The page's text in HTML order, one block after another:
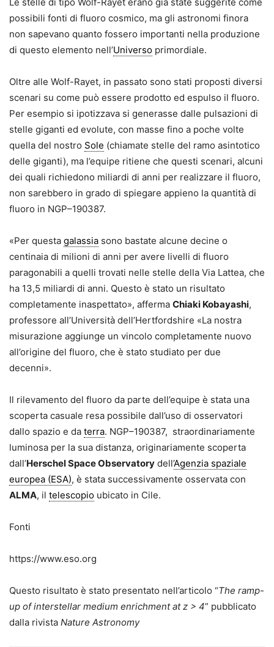
possibili fonti di fluoro cosmico, ma gli astronomi finora
non sapevano quanto fossero importanti nella produzione
di questo elemento nell’Universo primordiale.
Oltre alle Wolf-Rayet, in passato sono stati proposti diversi
scenari su come può essere prodotto ed espulso il fluoro.
Per esempio si ipotizzava si generasse dalle pulsazioni di
stelle giganti ed evolute, con masse fino a poche volte
quella del nostro Sole (chiamate stelle del ramo asintotico
delle giganti), ma l’equipe ritiene che questi scenari, alcuni
dei quali richiedono miliardi di anni per realizzare il fluoro,
non sarebbero in grado di spiegare appieno la quantità di
fluoro in NGP–190387.
«Per questa galassia sono bastate alcune decine o
centinaia di milioni di anni per avere livelli di fluoro
paragonabili a quelli trovati nelle stelle della Via Lattea, che
ha 13,5 miliardi di anni. Questo è stato un risultato
completamente inaspettato», afferma Chiaki Kobayashi,
professore all’Università dell’Hertfordshire «La nostra
misurazione aggiunge un vincolo completamente nuovo
all’origine del fluoro, che è stato studiato per due
decenni».
Il rilevamento del fluoro da parte dell’equipe è stata una
scoperta casuale resa possibile dall’uso di osservatori
dallo spazio e da terra. NGP–190387, straordinariamente
luminosa per la sua distanza, originariamente scoperta
dall’Herschel Space Observatory dell’Agenzia spaziale
europea (ESA), è stata successivamente osservata con
ALMA, il telescopio ubicato in Cile.
Fonti
https://www.eso.org
Questo risultato è stato presentato nell’articolo “The ramp-
up of interstellar medium enrichment at z > 4” pubblicato
dalla rivista Nature Astronomy